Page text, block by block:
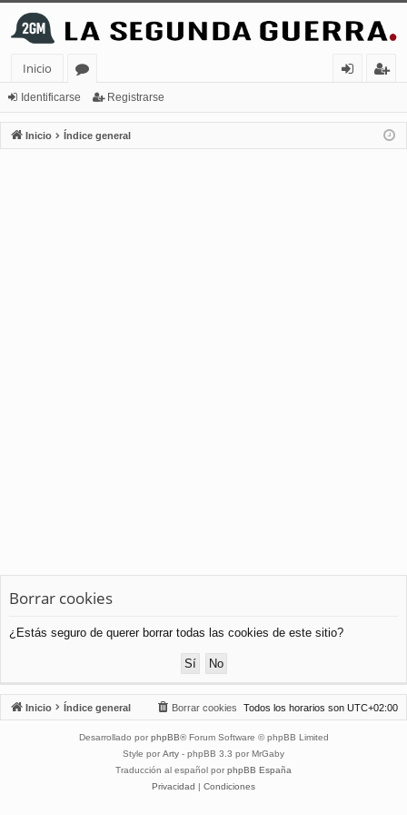
Inicio
or
os
nt
ifi
ist
ra
Identificarse Registrarse
Inicio Índice general
Borrar cookies
¿Estás seguro de querer borrar todas las cookies de este sitio?
Inicio Índice general Todos los horarios son UTC+02:00
Borrar cookies
Desarrollado por phpBB® Forum Software © phpBB Limited
Style por Arty - phpBB 3.3 por MrGaby
Traducción al español por phpBB España
Privacidad | Condiciones